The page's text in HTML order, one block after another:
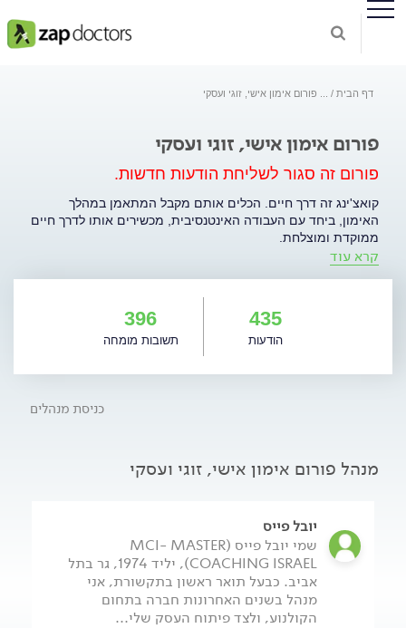
דף הבית פורום אימון אישי, זוגי ועסקי
פורום אימון אישי, זוגי ועסקי
פורום זה סגור לשליחת הודעות חדשות.
קואצ'ינג זה דרך חיים. הכלים אותם מקבל המתאמן במהלך
האימון, ביחד עם העבודה האינטנסיבית, מכשירים אותו לדרך חיים
ממוקדת ומוצלחת.
החזון. וכל זאת בתהליך קצר יחסית וממוקד תוצאות, הנמשך באופן
בסיסי כשלושה חודשים לערך.
אימון אינו טיפול. אמנם אחת מהדיסציפלינות עליהן מושתת
ונוספים כמו ניהול, פילוסופיה, ספורט, מנטורינג ועוד.
מיתרונותיו של האימון הוא השימוש באלמנטים שכבר הוכיחו את
עצמם ליצירת מתודולוגיה מרכזית מנצחת.
קרא עוד
435
הודעות
396
תשובות מומחה
כניסת מנהלים
מנהל פורום אימון אישי, זוגי ועסקי
יובל פייס
שמי יובל פייס (MCI- MASTER
COACHING ISRAEL), יליד 1974, גר בתל
אביב. כבעל תואר ראשון בתקשורת, אני
מנהל בשנים האחרונות חברה בתחום
הקולנוע, ולצד פיתוח העסק שלי...